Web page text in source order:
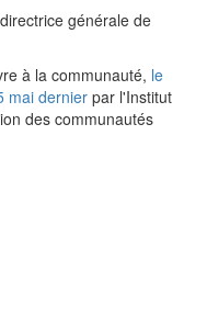
générale de
à la communauté, le
mai dernier par l'Institut
des communautés